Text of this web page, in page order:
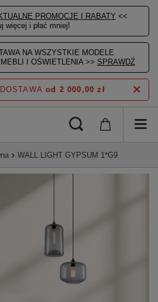
PROMOCJE I RABATY <<
więcej i płać mniej!
NA WSZYSTKIE MODELE
I OŚWIETLENIA >> SPRAWDŹ
od 2 000,00 zł
WALL LIGHT GYPSUM 1*G9